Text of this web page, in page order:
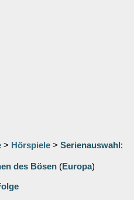
> Hörspiele > Serienauswahl :
des Bösen (Europa)